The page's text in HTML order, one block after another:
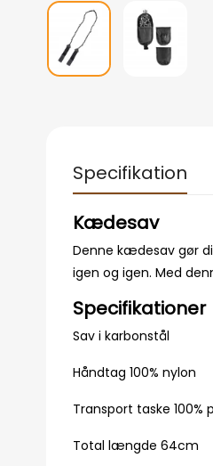
Specifikation
Kædesav
Denne kædesav gør
igen og igen. Med
Specifikationer
Sav i karbonstål
Håndtag 100% nylon
Transport taske 100%
Total længde 64cm